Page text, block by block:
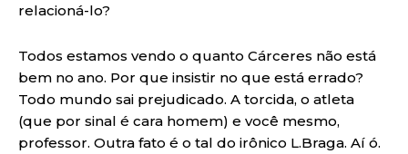
relacioná-lo?
Todos estamos vendo o quanto Cárceres não está
bem no ano. Por que insistir no que está errado?
Todo mundo sai prejudicado. A torcida, o atleta
(que por sinal é cara homem) e você mesmo,
professor. Outra fato é o tal do irônico L.Braga. Aí ó.